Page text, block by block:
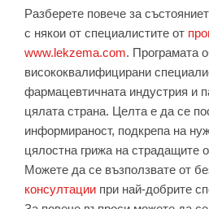
Разберете повече за
с някои от специалистите от
www.lekzema.com. Програмата
висококвалифицирани
фармацевтичната индустрия и
цялата страна. Целта е да се
информираност, подкрепа на
цялостна грижа на страдащите
Можете да се възползвате от
консултации при най-добрите